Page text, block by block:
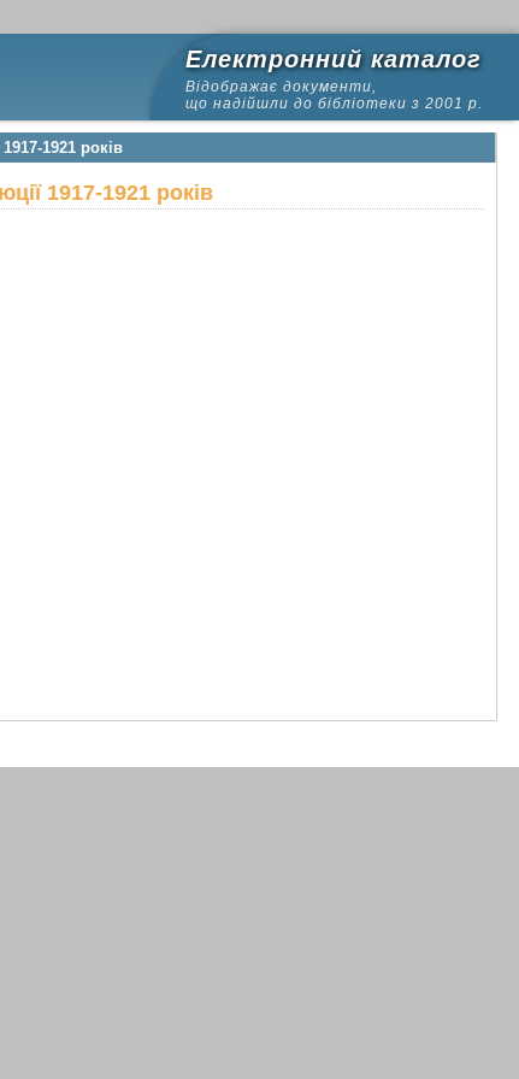
Електронний каталог
Відображає документи,
що надійшли до бібліотеки з 2001 р.
1921 років
1917-1921 років